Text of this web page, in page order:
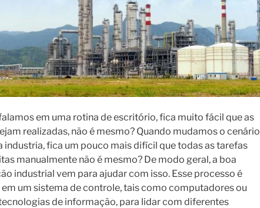
em uma rotina de escritório, fica muito fácil que as
realizadas, não é mesmo? Quando mudamos o cenário
industria, fica um pouco mais difícil que todas as tarefas
manualmente não é mesmo? De modo geral, a boa
industrial vem para ajudar com isso. Esse processo é
em um sistema de controle, tais como computadores ou
de informação, para lidar com diferentes